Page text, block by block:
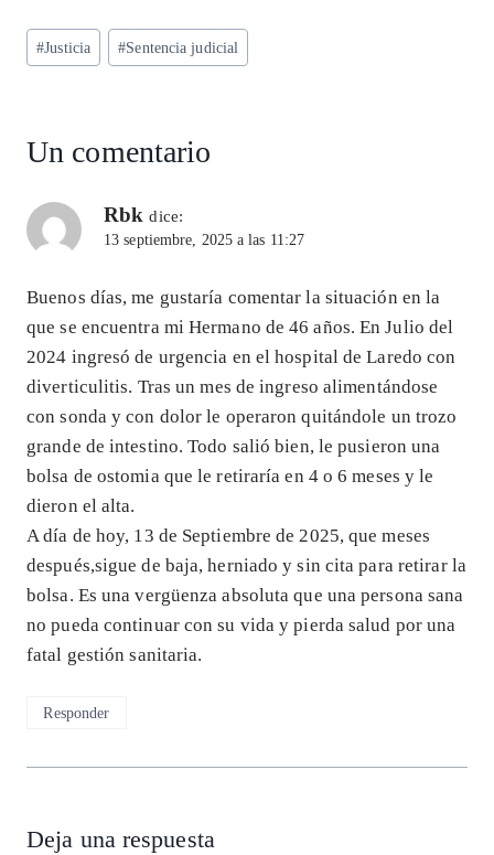
ts
A
p
eg
ra
eb
o
k
ke
dI
Etiquetas
de
#Justicia #Sentencia judicial
Un comentario
Rbk dice:
13 septiembre, 2025 a las 11:27
Buenos días, me gustaría comentar la situación en la
que se encuentra mi Hermano de 46 años. En Julio del
2024 ingresó de urgencia en el hospital de Laredo con
diverticulitis. Tras un mes de ingreso alimentándose
con sonda y con dolor le operaron quitándole un trozo
grande de intestino. Todo salió bien, le pusieron una
bolsa de ostomia que le retiraría en 4 o 6 meses y le
dieron el alta.
A día de hoy, 13 de Septiembre de 2025, que meses
después,sigue de baja, herniado y sin cita para retirar la
bolsa. Es una vergüenza absoluta que una persona sana
no pueda continuar con su vida y pierda salud por una
fatal gestión sanitaria.
Responder
Deja una respuesta